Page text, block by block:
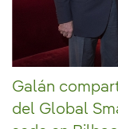
Galán
del Global